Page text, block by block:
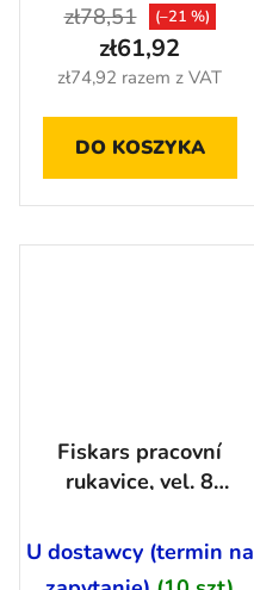
zł74,92 razem z VAT
zł61,92
zł78,51 (–21 %)
DO KOSZYKA
Fiskars pracovní
rukavice, vel. 8
U dostawcy (termin na